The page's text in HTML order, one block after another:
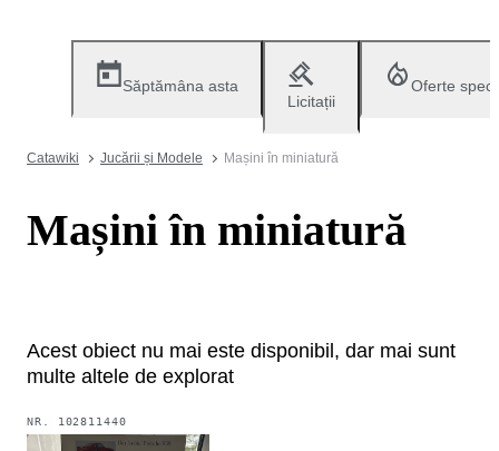
Săptămâna asta
Licitații
Oferte
Catawiki Jucării și Modele Mașini în miniatură
Mașini în miniatură
Acest obiect nu mai este disponibil, dar mai sunt
multe altele de explorat
NR. 102811440